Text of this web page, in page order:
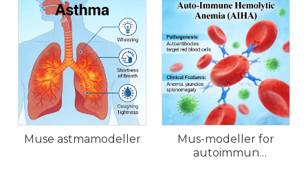
Muse astmamodeller
Mus-modeller for
autoimmun